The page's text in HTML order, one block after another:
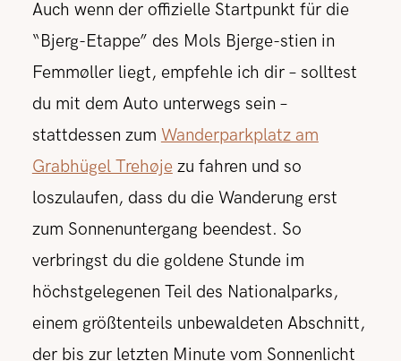
Auch wenn der offizielle Startpunkt für die
“Bjerg-Etappe” des Mols Bjerge-stien in
Femmøller liegt, empfehle ich dir – solltest
du mit dem Auto unterwegs sein –
stattdessen zum Wanderparkplatz am
Grabhügel Trehøje zu fahren und so
loszulaufen, dass du die Wanderung erst
zum Sonnenuntergang beendest. So
verbringst du die goldene Stunde im
höchstgelegenen Teil des Nationalparks,
einem größtenteils unbewaldeten Abschnitt,
der bis zur letzten Minute vom Sonnenlicht